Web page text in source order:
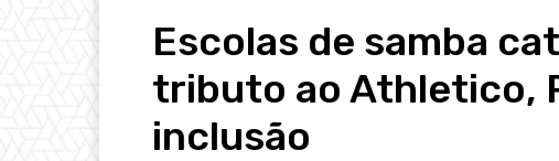
Escolas de samba
tributo ao Athletico,
inclusão